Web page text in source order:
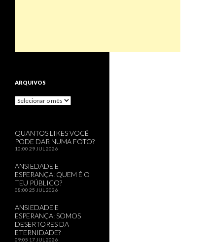
ARQUIVOS
Arquivos
QUANTOS LIKES VOCÊ
PODE DAR NUMA FOTO?
10:00 29 JUL 2026
ANSIEDADE E
ESPERANÇA: QUEM É O
TEU PÚBLICO?
08:00 25 JUL 2026
ANSIEDADE E
ESPERANÇA: SOMOS
DESERTORES DA
ETERNIDADE?
09:05 17 JUL 2026